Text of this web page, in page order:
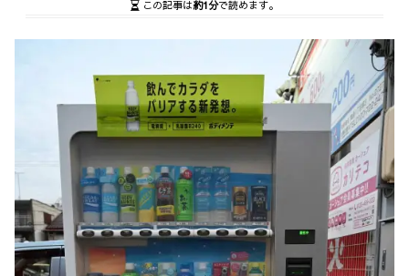
この記事は約1分で読めます。